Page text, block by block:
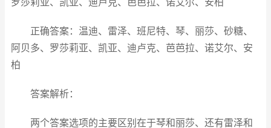
罗莎莉亚、凯亚、迪卢克、芭芭拉、诺艾尔、安柏
正确答案：温迪、雷泽、班尼特、琴、丽莎、砂糖、
阿贝多、罗莎莉亚、凯亚、迪卢克、芭芭拉、诺艾尔、安
柏
答案解析：
两个答案选项的主要区别在于琴和丽莎、还有雷泽和